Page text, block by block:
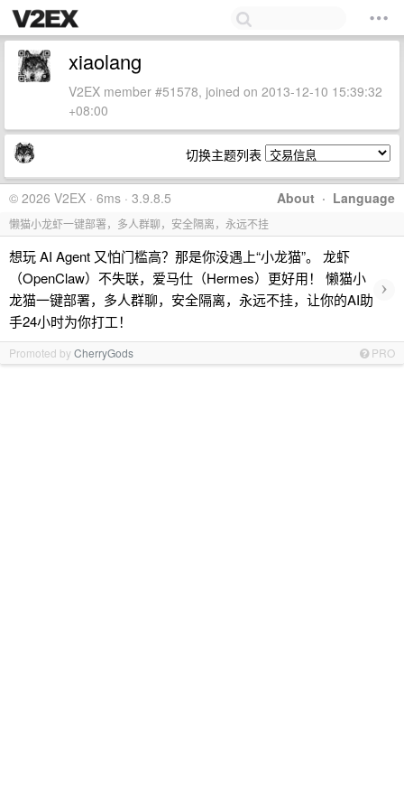
xiaolang
V2EX member #51578, joined on 2013-12-10 15:39:32
+08:00
切换主题列表
About · Language
© 2026 V2EX · 6ms · 3.9.8.5
懒猫小龙虾一键部署，多人群聊，安全隔离，永远不挂
想玩 AI Agent 又怕门槛高？那是你没遇上“小龙猫”。 龙虾
（OpenClaw）不失联，爱马仕（Hermes）更好用！ 懒猫小
龙猫一键部署，多人群聊，安全隔离，永远不挂，让你的AI助
手24小时为你打工！
›
Promoted byCherryGods PRO